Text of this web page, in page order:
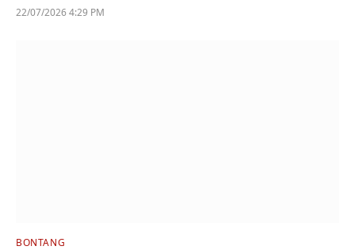
22/07/2026 4:29 PM
BONTANG